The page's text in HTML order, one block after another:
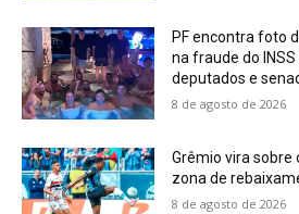
PF encontra foto
na fraude do
deputados e
8 de agosto de 2026
Grêmio vira sobre
zona de
8 de agosto de 2026